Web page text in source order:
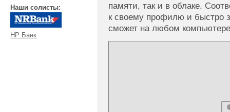
Наши солисты:
НР Банк
памяти, так и в облаке.
к своему профилю и быстро
сможет на любом